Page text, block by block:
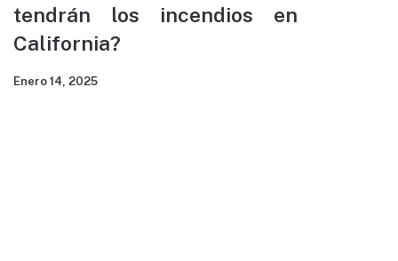
tendrán los incendios en
California?
Enero 14, 2025